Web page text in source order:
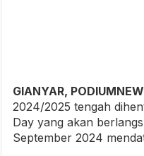
GIANYAR,
2024/2025 tengah
Day yang akan
September 2024